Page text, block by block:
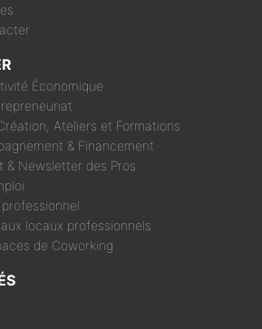
Économique
Ateliers et Formations
& Financement
& Newsletter des Pros
locaux professionnels
de Coworking